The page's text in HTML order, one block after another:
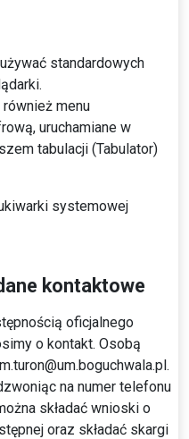
standardowych
menu
uruchamiane w
tabulacji (Tabulator)
systemowej
kontaktowe
oficjalnego
o kontakt. Osobą
na numer telefonu
składać wnioski o
oraz składać skargi